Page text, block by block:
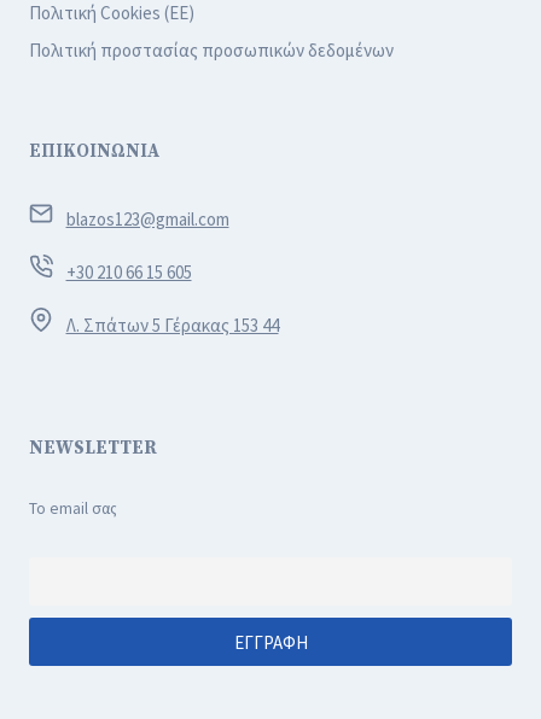
Πολιτική Cookies (ΕΕ)
Πολιτική προστασίας προσωπικών δεδομένων
ΕΠΙΚΟΙΝΩΝΙΑ
blazos123@gmail.com
+30 210 66 15 605
Λ. Σπάτων 5 Γέρακας 153 44
NEWSLETTER
Το email σας